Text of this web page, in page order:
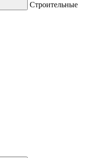
Строительные